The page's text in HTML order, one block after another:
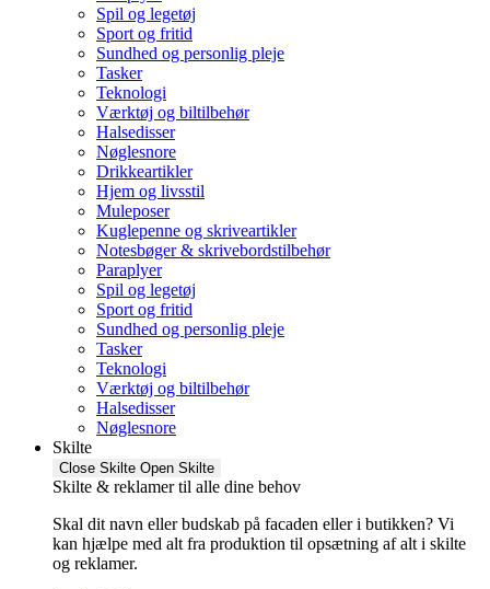
Spil og legetøj
Sport og fritid
Sundhed og personlig pleje
Tasker
Teknologi
Værktøj og biltilbehør
Halsedisser
Nøglesnore
Drikkeartikler
Hjem og livsstil
Muleposer
Kuglepenne og skriveartikler
Notesbøger & skrivebordstilbehør
Paraplyer
Spil og legetøj
Sport og fritid
Sundhed og personlig pleje
Tasker
Teknologi
Værktøj og biltilbehør
Halsedisser
Nøglesnore
Skilte
Close Skilte Open Skilte
Skilte & reklamer til alle dine behov
Skal dit navn eller budskab på facaden eller i butikken? Vi
kan hjælpe med alt fra produktion til opsætning af alt i skilte
og reklamer.